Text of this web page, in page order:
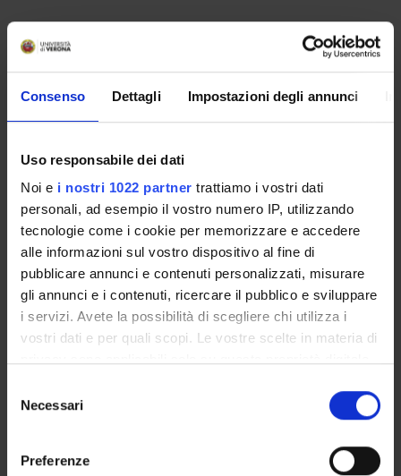
Consenso Dettagli Impostazioni degli annunci
Uso responsabile dei dati
Noi e i nostri 1022 partner trattiamo i vostri dati
personali, ad esempio il vostro numero IP, utilizzando
tecnologie come i cookie per memorizzare e accedere
alle informazioni sul vostro dispositivo al fine di
pubblicare annunci e contenuti personalizzati, misurare
gli annunci e i contenuti, ricercare il pubblico e sviluppare
i servizi. Avete la possibilità di scegliere chi utilizza i
vostri dati e per quali scopi. Le vostre scelte in materia di
modificare o revocare il proprio consenso in qualsiasi
momento dalla Dichiarazione sui cookie o facendo clic
delNecessari
Preferenze
PROJECT PARTICIPANTS
SECTIONS
Section of Psychiatry and Clinical Psychology
ACTIVITIES
RESEARCH GROUPS
SECTIONS
PHD PROGRAMMES
RESEARCH FACILITIES